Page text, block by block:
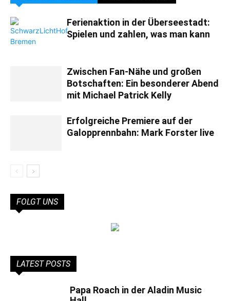
Ferienaktion in der Überseestadt:
Spielen und zahlen, was man kann
Zwischen Fan-Nähe und großen
Botschaften: Ein besonderer Abend
mit Michael Patrick Kelly
Erfolgreiche Premiere auf der
Galopprennbahn: Mark Forster live
FOLGT UNS
LATEST POSTS
Papa Roach in der Aladin Music